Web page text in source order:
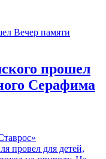
прошел
Серафима